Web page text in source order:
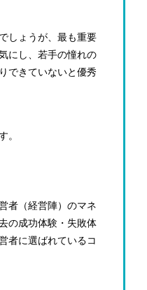
しょうが、最も重要
にし、若手の憧れの
できていないと優秀
。
者（経営陣）のマネ
の成功体験・失敗体
者に選ばれているコ